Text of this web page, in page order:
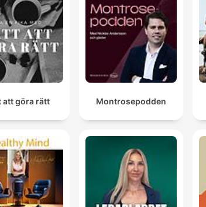
att göra rätt Montrosepodden